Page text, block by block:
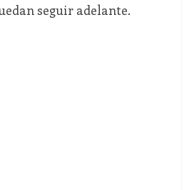
seguir adelante.